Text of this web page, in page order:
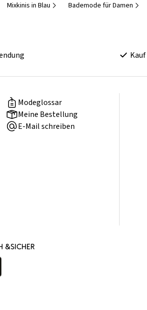
Mixkinis in Blau Bademode für Damen
Modeglossar
Meine Bestellung
E-Mail schreiben
&SICHER